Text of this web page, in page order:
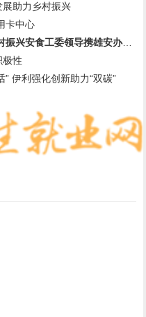
助力乡村振兴
卡中心
兴安食工委领导携雄安办同仁
极性
伊利强化创新助力“双碳”